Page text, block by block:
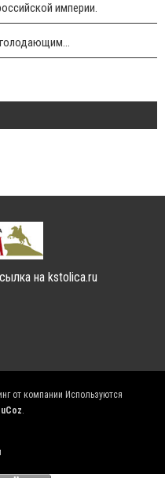
империи.
на kstolica.ru
от компании Используются
uCoz.